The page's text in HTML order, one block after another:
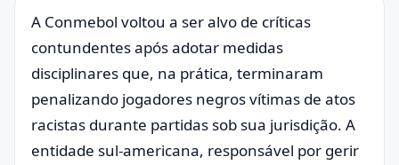
A Conmebol voltou a ser alvo de críticas
contundentes após adotar medidas
disciplinares que, na prática, terminaram
penalizando jogadores negros vítimas de atos
racistas durante partidas sob sua jurisdição. A
entidade sul-americana, responsável por gerir